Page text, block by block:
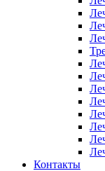
Контакты